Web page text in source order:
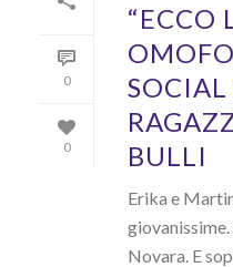
0
0
“ECCO
BULLI
Erika e
Novara. E